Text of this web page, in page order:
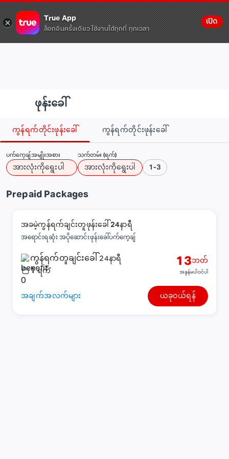
True App
ล็อกอินครั้งเดียว ใช้งานได้ทุกที่ ทุกเวลา
เปิด
ဖုန်းခေါ်
ကွန်ရက်တိုင်းဖုန်းခေါ် ကွန်ရက်တိုင်းဖုန်းခေါ်
ပက်ကေ့ချ်အမျိုးအစား
အားလုံးကိုရွေးပါ
သက်တမ်း (ရက်)
အားလုံးကိုရွေးပါ 1-3
Prepaid Packages
အခမဲ့ကွန်ရက်ချင်းတူဖုန်းခေါ် 24နာရီ
အရောင်းရဆုံး အပိုဆောင်းဖုန်းခေါ်ပက်ကေ့ချ်
ကွန်ရက်တူချင်းခေါ် 24နာရီ
1 ရက်
13ဘတ်
အခွန်မပါဝင်ပါ
အချက်အလက်များ ယခုဝယ်ရန်